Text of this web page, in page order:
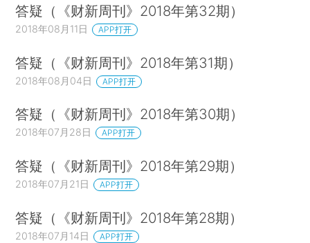
答疑（《财新周刊》2018年第32期）
2018年08月11日 APP打开
答疑（《财新周刊》2018年第31期）
2018年08月04日 APP打开
答疑（《财新周刊》2018年第30期）
2018年07月28日 APP打开
答疑（《财新周刊》2018年第29期）
2018年07月21日 APP打开
答疑（《财新周刊》2018年第28期）
2018年07月14日 APP打开